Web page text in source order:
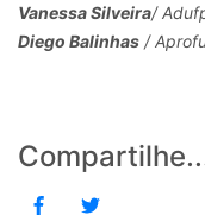
Vanessa Silveira/
Diego Balinhas /